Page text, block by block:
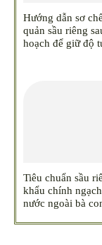
Hướng dẫn sơ
quản sầu riêng
hoạch để giữ độ
Tiêu chuẩn sầu
khẩu chính
nước ngoài bà